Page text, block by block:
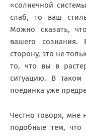
«солнечной
слаб, то ваш
Можно сказать,
вашего
сторону, это не
то, что вы в
ситуацию. В таком
поединка уже
Честно говоря, мне
подобные тем, что